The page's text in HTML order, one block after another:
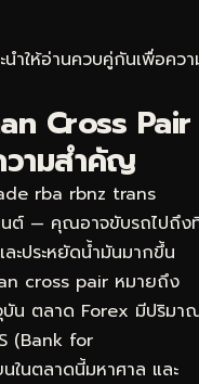
นำให้อ่านควบคู่กันเพื่อคว
Cross Pair
วามสำคัญ
rba rbnz trans
นต์ — คุณอาจขับรถไปถึง
ะประหยัดน้ำมันมากขึ้น
cross pair หมายถึง
จุบัน ตลาด Forex มีปริมา
(Bank for
นตลาดนี้มหาศาล และ